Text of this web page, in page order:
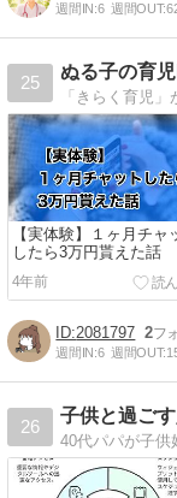
週間IN:6 週間OUT:
25
ぬる子の育
「きらく育児
【実体験】１ヶ月チャ
したら3万円貰えた話
4年前
2081797 2
週間IN:6 週間OUT:
26
子供と過ご